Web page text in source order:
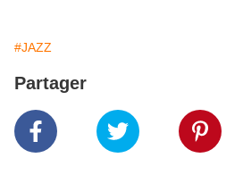
#JAZZ
Partager